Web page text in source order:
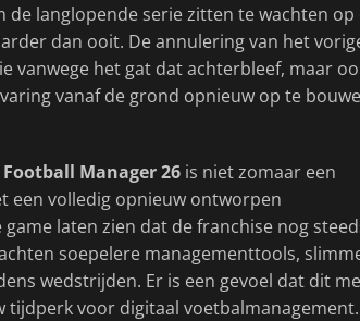
de langlopende serie zitten te wachten op
dan ooit. De annulering van het
vanwege het gat dat achterbleef, maar
vanaf de grond opnieuw op te
Football Manager 26 is niet zomaar een
een volledig opnieuw ontworpen
laten zien dat de franchise nog
soepelere managementtools,
wedstrijden. Er is een gevoel dat dit
tijdperk voor digitaal voetbalmanagement.